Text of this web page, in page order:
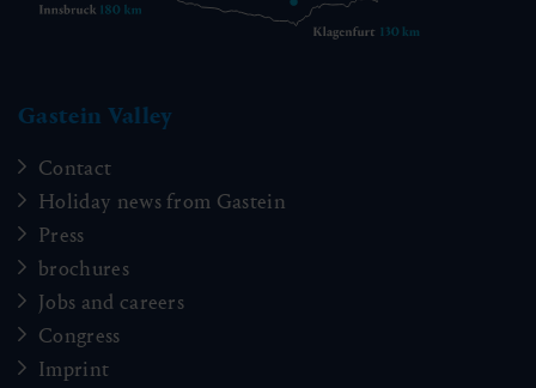
Gastein Valley
Contact
Holiday news from Gastein
Press
brochures
Jobs and careers
Congress
Imprint